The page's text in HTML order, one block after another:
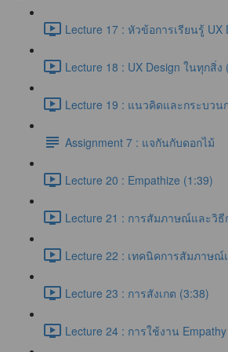
Lecture 17 : หัวข้อการเรียนรู้ UX
Lecture 18 : UX Design ในทุกสิ่ง
Lecture 19 : แนวคิดและกระบวน
Assignment 7 : แจกันกับดอกไม้
Lecture 20 : Empathize (1:39)
Lecture 21 : การสัมภาษณ์และวิธี
Lecture 22 : เทคนิคการสัมภาษ
Lecture 23 : การสังเกต (3:38)
Lecture 24 : การใช้งาน